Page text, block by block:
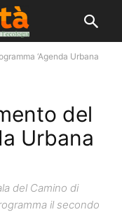
‘Agenda Urbana
del
Urbana
del Camino di
il secondo